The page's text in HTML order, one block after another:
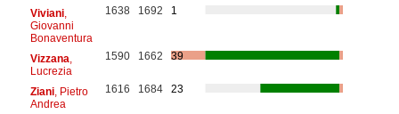
Viviani,
Giovanni
Bonaventura
1638 1692 1
Vizzana
Lucrezia
1590 1662 39
Ziani, Pietro
Andrea
1616 1684 23